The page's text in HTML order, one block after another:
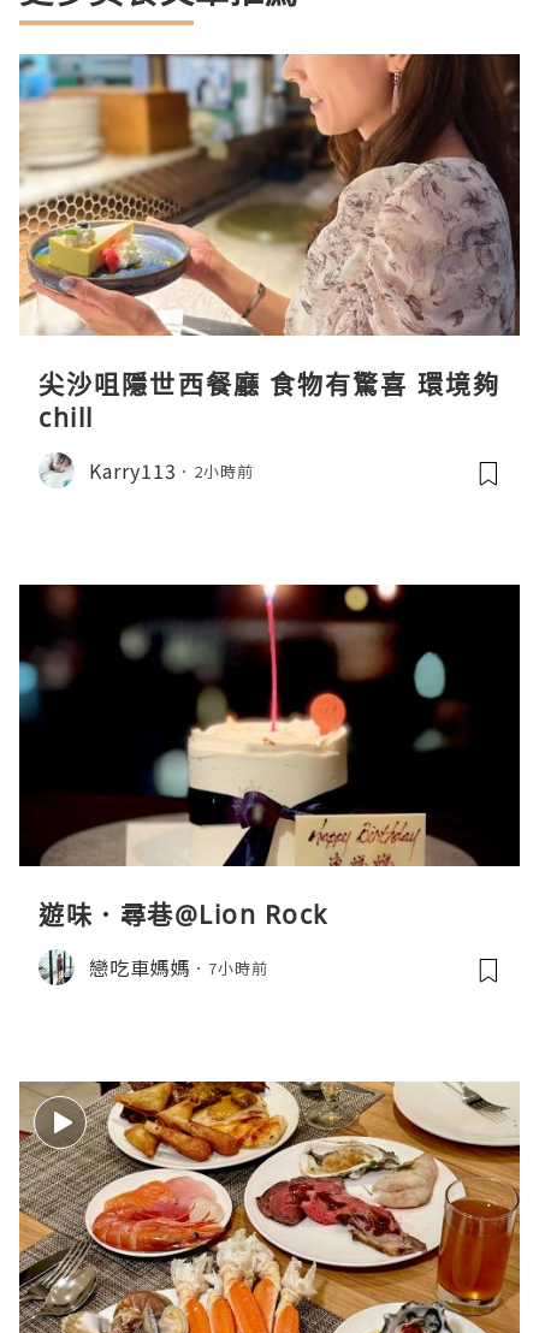
尖沙咀隱世西餐廳 食物有驚喜 環境夠
chill
Karry113 2小時前
遊味．尋巷@Lion Rock
戀吃車媽媽 7小時前